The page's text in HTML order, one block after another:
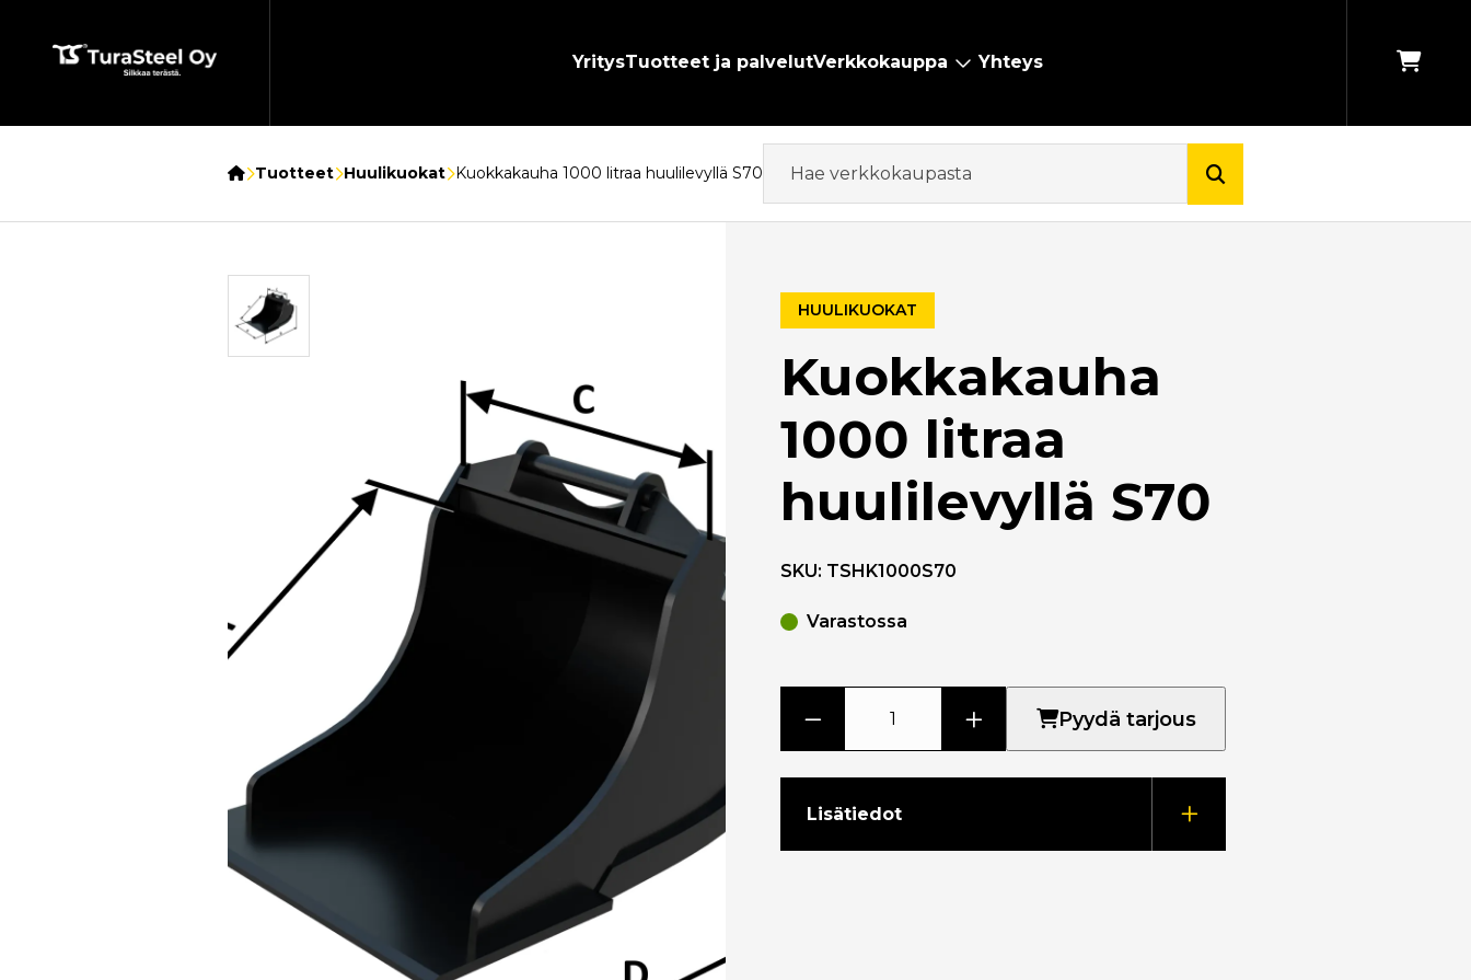
YritysTuotteet ja palvelutVerkkokauppa Yhteys
Etusivu
Tuotteet Huulikuokat Kuokkakauha 1000 litraa huulilevyllä S70
HUULIKUOKAT
Kuokkakauha
1000 litraa
huulilevyllä S70
SKU: TSHK1000S70
Varastossa
Pyydä tarjous
Lisätiedot